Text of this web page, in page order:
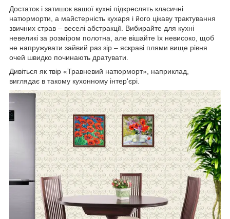
Достаток і затишок вашої кухні підкреслять класичні
натюрморти, а майстерність кухаря і його цікаву трактування
звичних страв – веселі абстракції. Вибирайте для кухні
невеликі за розміром полотна, але вішайте їх невисоко, щоб
не напружувати зайвий раз зір – яскраві плями вище рівня
очей швидко починають дратувати.
Дивіться як твір «Травневий натюрморт», наприклад,
виглядає в такому кухонному інтер'єрі.